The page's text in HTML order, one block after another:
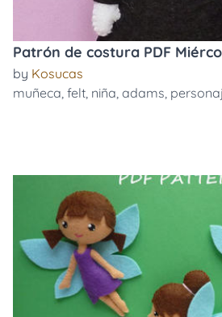
Patrón de costura PDF
by Kosucas
muñeca, felt, niña, adams,